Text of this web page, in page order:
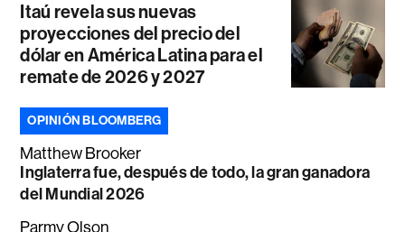
Itaú revela sus nuevas
proyecciones del precio del
dólar en América Latina para el
remate de 2026 y 2027
OPINIÓN BLOOMBERG
Matthew Brooker
Inglaterra fue, después de todo, la gran ganadora
del Mundial 2026
Parmy Olson